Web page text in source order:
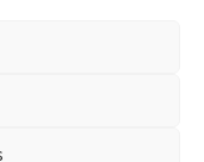
– Roma Codice fiscale